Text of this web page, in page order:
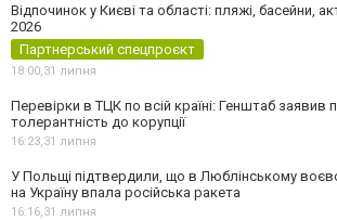
Відпочинок у Києві та області: пляжі, басейни,
2026
Партнерський спецпроєкт
18:00,31 липня
Перевірки в ТЦК по всій країні: Генштаб заявив
толерантність до корупції
16:23,31 липня
У Польщі підтвердили, що в Люблінському
на Україну впала російська ракета
16:16,31 липня